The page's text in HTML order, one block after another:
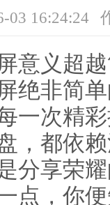
03 16:24:24
意义超
绝非简
一次精
，都依
分享荣
点，你